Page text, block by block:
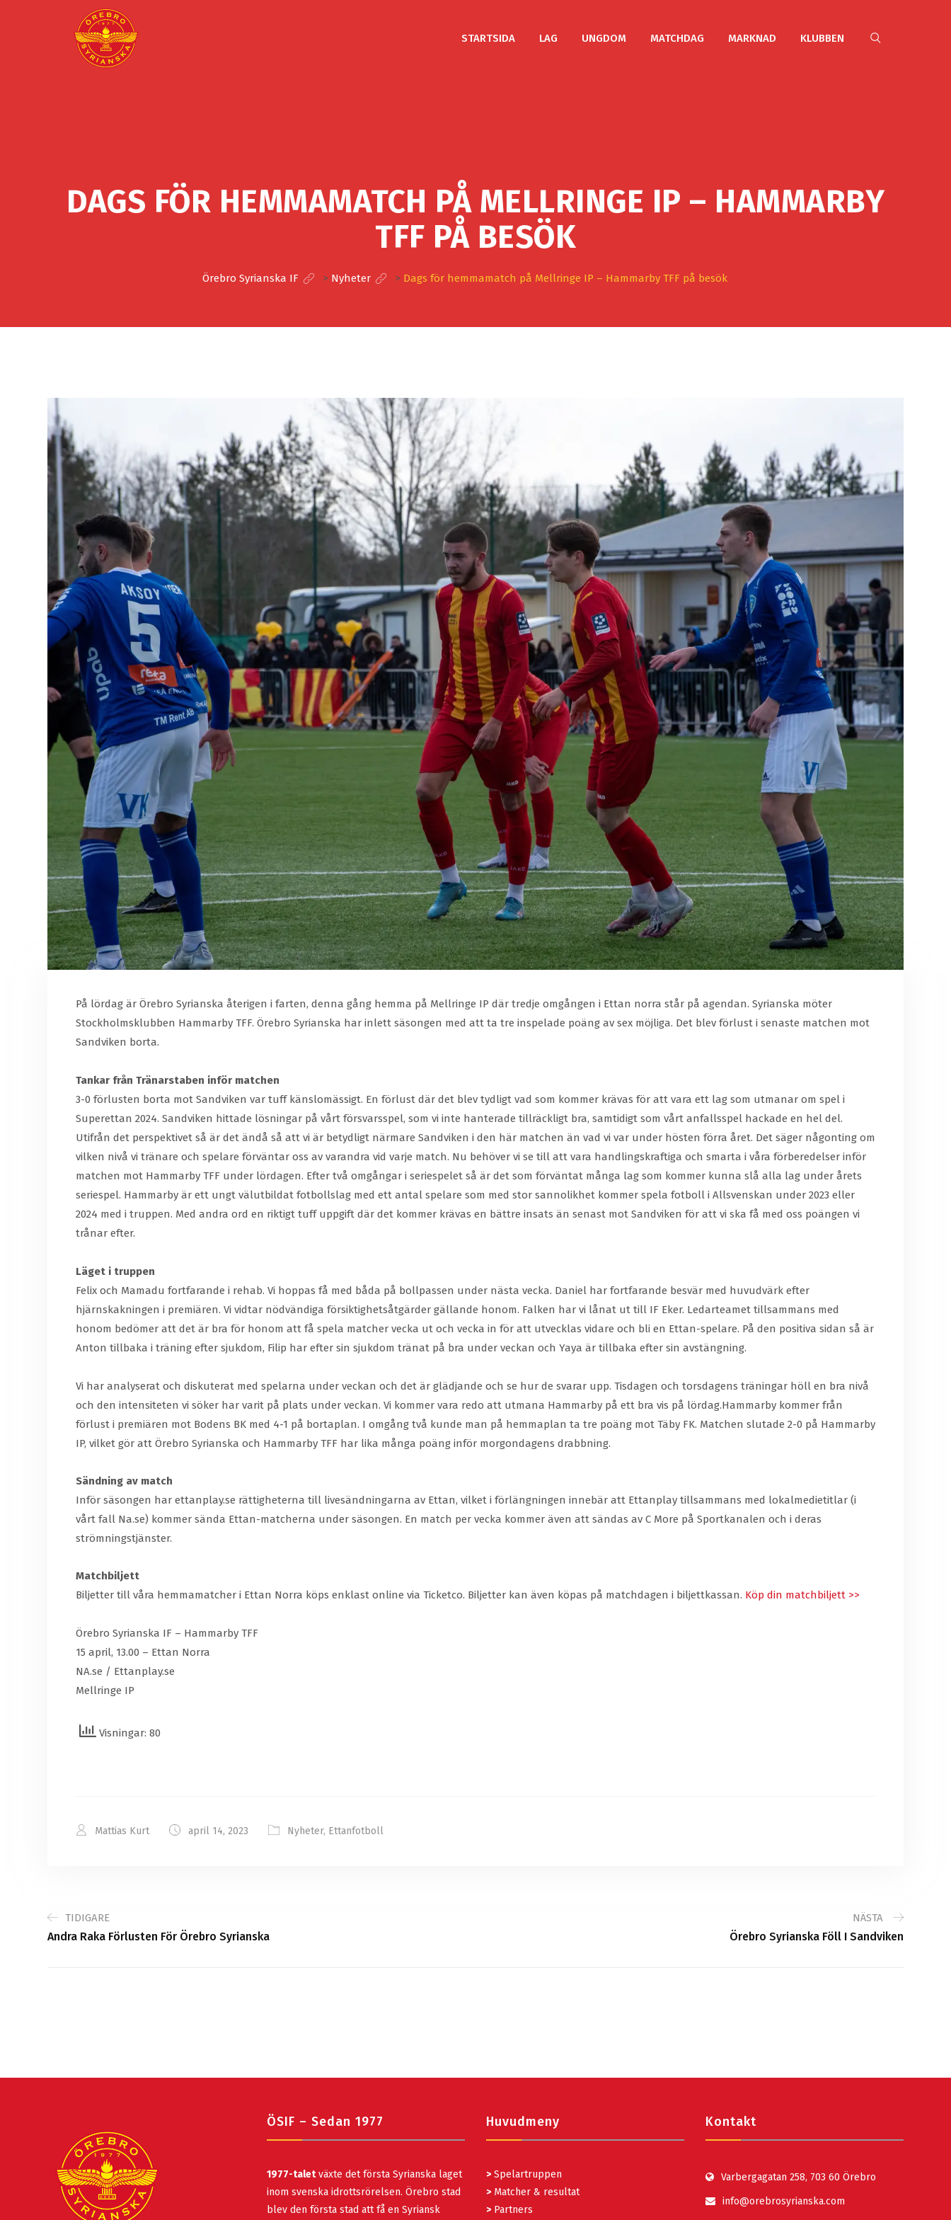
STARTSIDA LAG UNGDOM MATCHDAG MARKNAD KLUBBEN
DAGS FÖR HEMMAMATCH PÅ MELLRINGE IP – HAMMARBY
TFF PÅ BESÖK
Örebro Syrianska IF > Nyheter > Dags för hemmamatch på Mellringe IP – Hammarby TFF på besök
På lördag är Örebro Syrianska återigen i farten, denna gång hemma på Mellringe IP där tredje omgången i Ettan norra står på agendan. Syrianska möter
Stockholmsklubben Hammarby TFF. Örebro Syrianska har inlett säsongen med att ta tre inspelade poäng av sex möjliga. Det blev förlust i senaste matchen mot
Sandviken borta.
Tankar från Tränarstaben inför matchen
3-0 förlusten borta mot Sandviken var tuff känslomässigt. En förlust där det blev tydligt vad som kommer krävas för att vara ett lag som utmanar om spel i
Superettan 2024. Sandviken hittade lösningar på vårt försvarsspel, som vi inte hanterade tillräckligt bra, samtidigt som vårt anfallsspel hackade en hel del.
Utifrån det perspektivet så är det ändå så att vi är betydligt närmare Sandviken i den här matchen än vad vi var under hösten förra året. Det säger någonting om
vilken nivå vi tränare och spelare förväntar oss av varandra vid varje match. Nu behöver vi se till att vara handlingskraftiga och smarta i våra förberedelser inför
matchen mot Hammarby TFF under lördagen. Efter två omgångar i seriespelet så är det som förväntat många lag som kommer kunna slå alla lag under årets
seriespel. Hammarby är ett ungt välutbildat fotbollslag med ett antal spelare som med stor sannolikhet kommer spela fotboll i Allsvenskan under 2023 eller
2024 med i truppen. Med andra ord en riktigt tuff uppgift där det kommer krävas en bättre insats än senast mot Sandviken för att vi ska få med oss poängen vi
trånar efter.
Läget i truppen
Felix och Mamadu fortfarande i rehab. Vi hoppas få med båda på bollpassen under nästa vecka. Daniel har fortfarande besvär med huvudvärk efter
hjärnskakningen i premiären. Vi vidtar nödvändiga försiktighetsåtgärder gällande honom. Falken har vi lånat ut till IF Eker. Ledarteamet tillsammans med
honom bedömer att det är bra för honom att få spela matcher vecka ut och vecka in för att utvecklas vidare och bli en Ettan-spelare. På den positiva sidan så är
Anton tillbaka i träning efter sjukdom, Filip har efter sin sjukdom tränat på bra under veckan och Yaya är tillbaka efter sin avstängning.
Vi har analyserat och diskuterat med spelarna under veckan och det är glädjande och se hur de svarar upp. Tisdagen och torsdagens träningar höll en bra nivå
och den intensiteten vi söker har varit på plats under veckan. Vi kommer vara redo att utmana Hammarby på ett bra vis på lördag.Hammarby kommer från
förlust i premiären mot Bodens BK med 4-1 på bortaplan. I omgång två kunde man på hemmaplan ta tre poäng mot Täby FK. Matchen slutade 2-0 på Hammarby
IP, vilket gör att Örebro Syrianska och Hammarby TFF har lika många poäng inför morgondagens drabbning.
Sändning av match
Inför säsongen har ettanplay.se rättigheterna till livesändningarna av Ettan, vilket i förlängningen innebär att Ettanplay tillsammans med lokalmedietitlar (i
vårt fall Na.se) kommer sända Ettan-matcherna under säsongen. En match per vecka kommer även att sändas av C More på Sportkanalen och i deras
strömningstjänster.
Matchbiljett
Biljetter till våra hemmamatcher i Ettan Norra köps enklast online via Ticketco. Biljetter kan även köpas på matchdagen i biljettkassan. Köp din matchbiljett >>
Örebro Syrianska IF – Hammarby TFF
15 april, 13.00 – Ettan Norra
NA.se / Ettanplay.se
Mellringe IP
Visningar: 80
Mattias Kurt april 14, 2023 Nyheter, Ettanfotboll
TIDIGARE
Andra Raka Förlusten För Örebro Syrianska
NÄSTA
Örebro Syrianska Föll I Sandviken
ÖSIF – Sedan 1977
1977-taletväxte det första Syrianska laget
inom svenska idrottsrörelsen. Örebro stad
blev den första stad att få en Syriansk
Huvudmeny
> Spelartruppen
> Matcher & resultat
> Partners
Kontakt
Varbergagatan 258, 703 60 Örebro
info@orebrosyrianska.com